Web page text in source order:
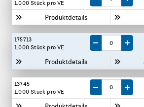
1.000 Stück pro VE
Produktdetails
Menge um eine VE
Menge
175713
1.000 Stück pro VE
Produktdetails
Menge um eine VE
Menge
13745
1.000 Stück pro VE Menge um eine VE
Menge